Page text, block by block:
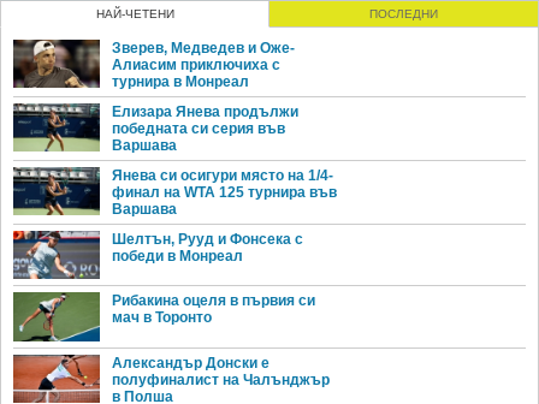
НАЙ-ЧЕТЕНИ ПОСЛЕДНИ
Зверев, Медведев и Оже-
Алиасим приключиха с
турнира в Монреал
Елизара Янева продължи
победната си серия във
Варшава
Янева си осигури място на 1/4-
финал на WTA 125 турнира във
Варшава
Шелтън, Рууд и Фонсека с
победи в Монреал
Рибакина оцеля в първия си
мач в Торонто
Александър Донски е
полуфиналист на Чалънджър
в Полша